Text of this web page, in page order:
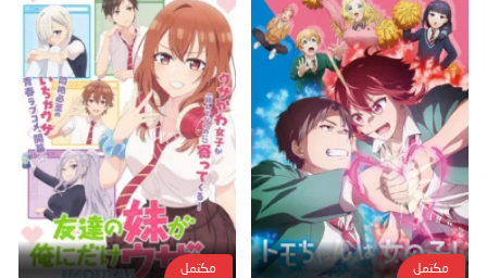
مكتمل مكتمل